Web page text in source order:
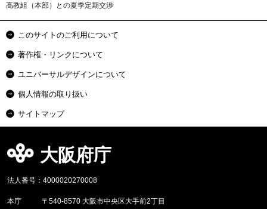
高教組（本部）との夏季定期交渉
このサイトのご利用について
著作権・リンクについて
ユニバーサルデザインについて
個人情報の取り扱い
サイトマップ
大阪府庁
法人番号：4000020270008
本庁 〒540-8570 大阪市中央区大手前2丁目